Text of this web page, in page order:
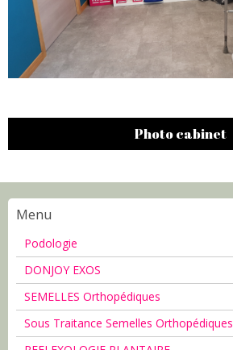
Photo cabinet
Menu
Podologie
DONJOY EXOS
SEMELLES Orthopédiques
Sous Traitance Semelles Orthopédiques